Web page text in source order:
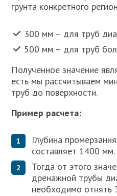
грунта конкретного
300 мм – для труб
500 мм – для труб
Полученное значение
есть мы рассчитываем
труб до поверхности.
Пример расчета:
Глубина
составляет 1400 мм.
Тогда от этого
дренажной трубы
необходимо отнять